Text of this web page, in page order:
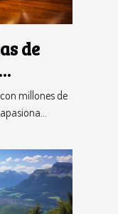
de
millones de